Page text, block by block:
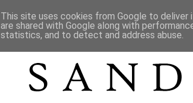
This site uses cookies from Google to deliver
are shared with Google along with
statistics, and to detect and address abuse.